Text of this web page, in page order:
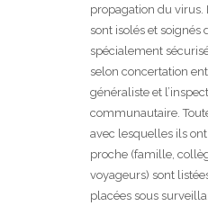
propagation du virus.
sont isolés et soignés
spécialement
selon concertation
généraliste et
communautaire.
avec lesquelles ils
proche (famille,
voyageurs) sont
placées sous